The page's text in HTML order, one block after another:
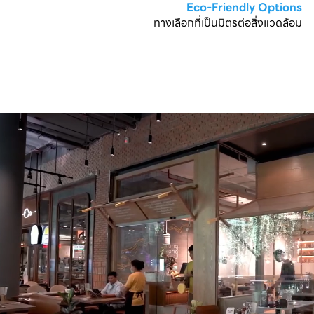
Eco-Friendly Options
ทางเลือกที่เป็นมิตรต่อสิ่งแวดล้อม